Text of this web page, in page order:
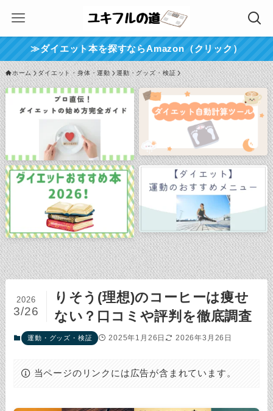
≫ダイエット本を探すならAmazon（クリック）
ホーム ダイエット・身体・運動 運動・グッズ・検証
りそう(理想)のコーヒーは痩せ
ない？口コミや評判を徹底調査
2026
3/26
運動・グッズ・検証 2025年1月26日 2026年3月26日
当ページのリンクには広告が含まれています。